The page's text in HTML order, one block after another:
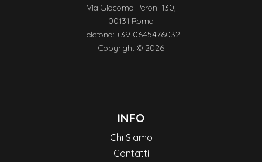
Via Giacomo Peroni 130,
00131 Roma
Telefono: +39 0645476032
Copyright © 2026
INFO
Chi Siamo
Contatti